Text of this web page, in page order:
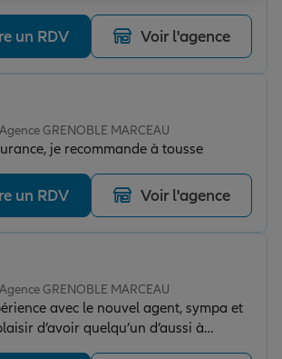
fortement
un RDV Voir l'agence
GRENOBLE MARCEAU
je recommande à tousse
un RDV Voir l'agence
GRENOBLE MARCEAU
avec le nouvel agent, sympa et
d’avoir quelqu’un d’aussi à